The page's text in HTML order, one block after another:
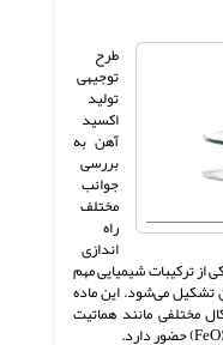
طرح
توجیهی
تولید
اکسید
آهن به
بررسی
جوانب
مختلف
راه
اندازی
ترکیبات شیمیایی مهم
تشکیل می‌شود. این ماده
مختلفی مانند هماتیت